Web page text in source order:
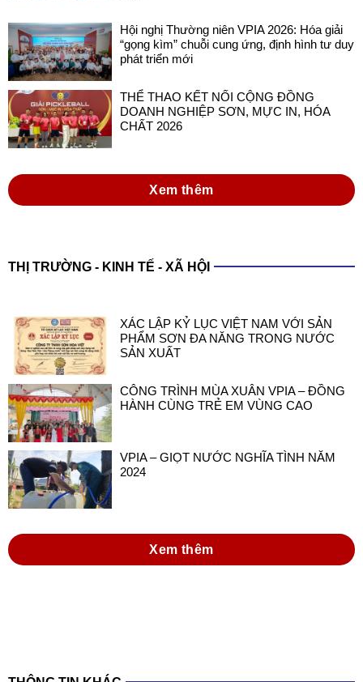
Hội nghị Thường niên VPIA 2026: Hóa giải
“gọng kìm” chuỗi cung ứng, định hình tư duy
phát triển mới
THỂ THAO KẾT NỐI CỘNG ĐỒNG
DOANH NGHIỆP SƠN, MỰC IN, HÓA
CHẤT 2026
Xem thêm
THỊ TRƯỜNG - KINH TẾ - XÃ HỘI
XÁC LẬP KỶ LỤC VIỆT NAM VỚI SẢN
PHẨM SƠN ĐA NĂNG TRONG NƯỚC
SẢN XUẤT
CÔNG TRÌNH MÙA XUÂN VPIA – ĐỒNG
HÀNH CÙNG TRẺ EM VÙNG CAO
VPIA – GIỌT NƯỚC NGHĨA TÌNH NĂM
2024
Xem thêm